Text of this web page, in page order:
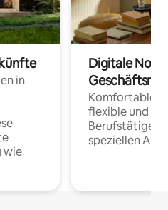
in
wie
Digitale
Komfortable
flexible und
Berufstätige
speziellen